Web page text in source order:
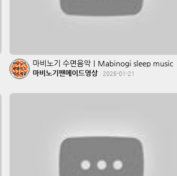
마비노기 수면음악｜Mabinogi sleep music
마비노기팬메이드영상 · 2026-01-21